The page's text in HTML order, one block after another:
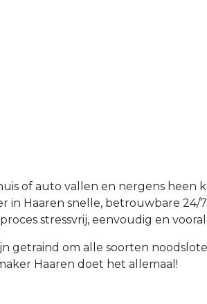
of auto vallen en nergens heen
in Haaren snelle, betrouwbare
stressvrij, eenvoudig en vooral
getraind om alle soorten
Haaren doet het allemaal!